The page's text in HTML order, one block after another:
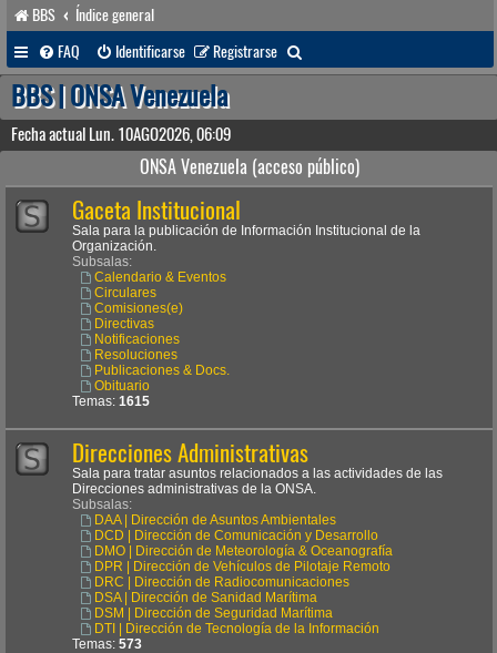
BBS
Índice general
FAQ
Identificarse Registrarse
u
a
BBS | ONSA Venezuela
Fecha actual Lun. 10AGO2026, 06:09
ONSA Venezuela (acceso público)
Gaceta Institucional
Sala para la publicación de Información Institucional de la
Organización.
Subsalas:
Calendario & Eventos
Circulares
Comisiones(e)
Directivas
Notificaciones
Resoluciones
Publicaciones & Docs.
Obituario
Temas: 1615
Direcciones Administrativas
Sala para tratar asuntos relacionados a las actividades de las
Direcciones administrativas de la ONSA.
Subsalas:
DAA | Dirección de Asuntos Ambientales
DCD | Dirección de Comunicación y Desarrollo
DMO | Dirección de Meteorología & Oceanografía
DPR | Dirección de Vehículos de Pilotaje Remoto
DRC | Dirección de Radiocomunicaciones
DSA | Dirección de Sanidad Marítima
DSM | Dirección de Seguridad Marítima
DTI | Dirección de Tecnología de la Información
Temas: 573